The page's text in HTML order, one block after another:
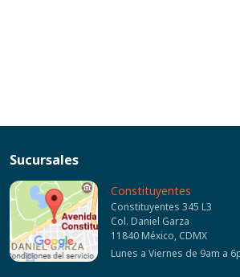
Sucursales
Constituyentes
Constituyentes 345 L3
Col. Daniel Garza
11840 México, CDMX
Lunes a Viernes de 9am a